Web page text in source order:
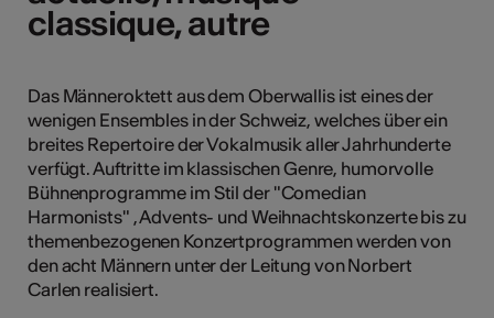
classique, autre
classique, autre
Das Männeroktett aus dem Oberwallis ist eines der
wenigen Ensembles in der Schweiz, welches über ein
breites Repertoire der Vokalmusik aller Jahrhunderte
verfügt. Auftritte im klassischen Genre, humorvolle
Bühnenprogramme im Stil der "Comedian
Harmonists" , Advents- und Weihnachtskonzerte bis zu
themenbezogenen Konzertprogrammen werden von
den acht Männern unter der Leitung von Norbert
Carlen realisiert.